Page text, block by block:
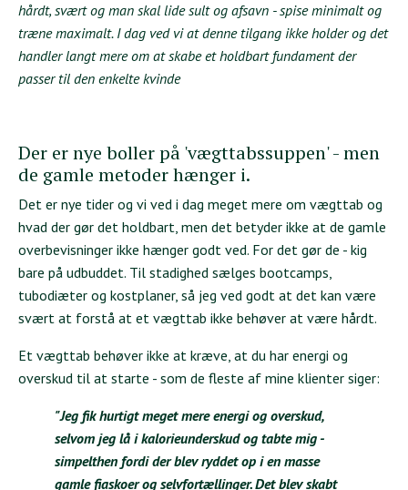
hårdt, svært og man skal lide sult og afsavn - spise minimalt og
træne maximalt. I dag ved vi at denne tilgang ikke holder og det
handler langt mere om at skabe et holdbart fundament der
passer til den enkelte kvinde
Der er nye boller på 'vægttabssuppen' - men
de gamle metoder hænger i.
Det er nye tider og vi ved i dag meget mere om vægttab og
hvad der gør det holdbart, men det betyder ikke at de gamle
overbevisninger ikke hænger godt ved. For det gør de - kig
bare på udbuddet. Til stadighed sælges bootcamps,
tubodiæter og kostplaner, så jeg ved godt at det kan være
svært at forstå at et vægttab ikke behøver at være hårdt.
Et vægttab behøver ikke at kræve, at du har energi og
overskud til at starte - som de fleste af mine klienter siger:
"Jeg fik hurtigt meget mere energi og overskud,
selvom jeg lå i kalorieunderskud og tabte mig -
simpelthen fordi der blev ryddet op i en masse
gamle fiaskoer og selvfortællinger. Det blev skabt